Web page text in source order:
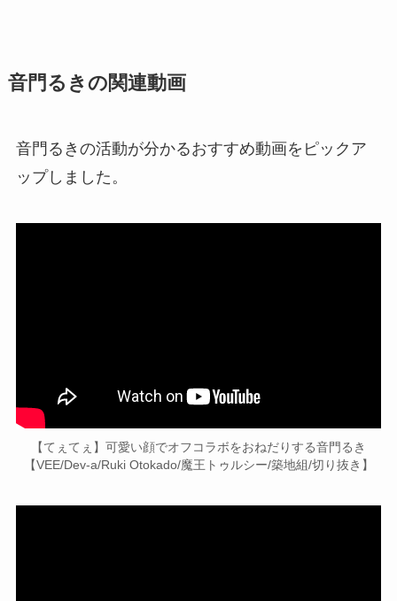
音門るきの関連動画
音門るきの活動が分かるおすすめ動画をピックア
ップしました。
【てぇてぇ】可愛い顔でオフコラボをおねだりする音門るき
【VEE/Dev-a/Ruki Otokado/魔王トゥルシー/築地組/切り抜き】